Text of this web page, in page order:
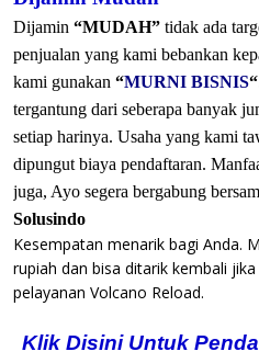
Dijamin “MUDAH” tidak ada
penjualan yang kami bebankan
kami gunakan “MURNI BISNIS“
tergantung dari seberapa banyak
setiap harinya. Usaha yang kami
dipungut biaya pendaftaran.
juga, Ayo segera bergabung
Solusindo
Kesempatan menarik bagi Anda.
rupiah dan bisa ditarik kembali
pelayanan Volcano Reload.
Klik Disini Untuk